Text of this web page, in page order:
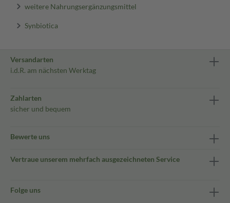
weitere Nahrungsergänzungsmittel
Synbiotica
Versandarten
i.d.R. am nächsten Werktag
Zahlarten
sicher und bequem
Bewerte uns
Vertraue unserem mehrfach ausgezeichneten Service
Folge uns